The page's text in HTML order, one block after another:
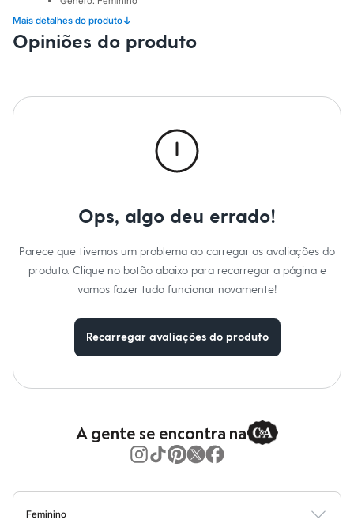
Pijamas
Sutiãs e Tops
Moda praia
Biquínis
Personagens
Plus size
Dia dos Pais
Inverno
Novidades
Camisetas e Regatas
Jeans
Bolsas e Mochilas
Chapéus e Bonés
Relógios
Calçados
Mais detalhes do produto↓
Cuidados com a peca:
Temperatura até 40º.
Passar em temperatura média.
Opiniões do produto
Ops, algo deu errado!
Parece que tivemos um problema ao carregar as avaliações do
produto. Clique no botão abaixo para recarregar a página e
vamos fazer tudo funcionar novamente!
Recarregar avaliações do produto
A gente se encontra na
Feminino